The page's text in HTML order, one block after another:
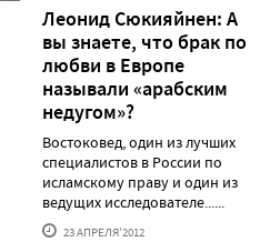
Леонид Сюкияйнен: А
вы знаете, что брак по
любви в Европе
называли «арабским
недугом»?
Востоковед, один из лучших
специалистов в России по
исламскому праву и один из
ведущих исследователе......
23 АПРЕЛЯ'2012